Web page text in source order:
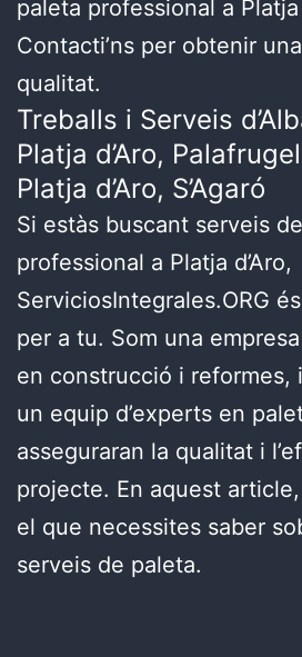
paleta professional a Platja
Contacti’ns per obtenir
qualitat.
Treballs i Serveis
Platja d’Aro,
Platja d’Aro, S’Agaró
Si estàs buscant serveis
professional a Platja d’Aro,
ServiciosIntegrales.ORG
per a tu. Som una
en construcció i reformes,
un equip d’experts en
asseguraran la qualitat i
projecte. En aquest
el que necessites saber
serveis de paleta.